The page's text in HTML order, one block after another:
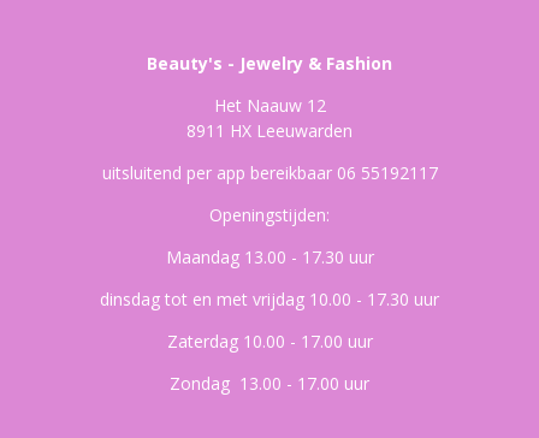
Beauty's - Jewelry & Fashion
Het Naauw 12
8911 HX Leeuwarden
uitsluitend per app bereikbaar 06 55192117
Openingstijden:
Maandag 13.00 - 17.30 uur
dinsdag tot en met vrijdag 10.00 - 17.30 uur
Zaterdag 10.00 - 17.00 uur
Zondag 13.00 - 17.00 uur